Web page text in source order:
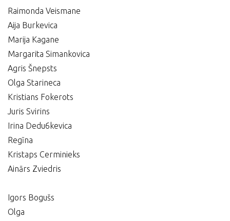
Raimonda Veismane
Aija Burkevica
Marija Kagane
Margarita Simankovica
Agris Šnepsts
Olga Starineca
Kristians Fokerots
Juris Svirins
Irina Dedu6kevica
Regīna
Kristaps Cerminieks
Ainārs Zviedris
Igors Bogušs
Olga